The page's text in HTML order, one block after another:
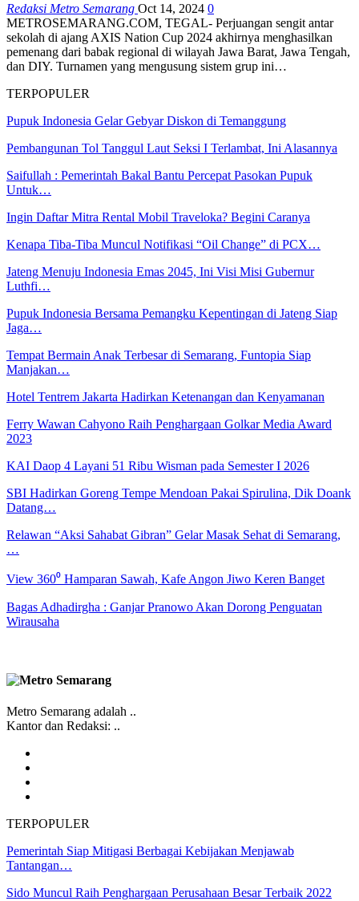
Redaksi Metro Semarang Oct 14, 2024 0
METROSEMARANG.COM, TEGAL- Perjuangan sengit antar
sekolah di ajang AXIS Nation Cup 2024 akhirnya menghasilkan
pemenang dari babak regional di wilayah Jawa Barat, Jawa Tengah,
dan DIY. Turnamen yang mengusung sistem grup ini…
TERPOPULER
Pupuk Indonesia Gelar Gebyar Diskon di Temanggung
Pembangunan Tol Tanggul Laut Seksi I Terlambat, Ini Alasannya
Saifullah : Pemerintah Bakal Bantu Percepat Pasokan Pupuk
Untuk…
Ingin Daftar Mitra Rental Mobil Traveloka? Begini Caranya
Kenapa Tiba-Tiba Muncul Notifikasi “Oil Change” di PCX…
Jateng Menuju Indonesia Emas 2045, Ini Visi Misi Gubernur
Luthfi…
Pupuk Indonesia Bersama Pemangku Kepentingan di Jateng Siap
Jaga…
Tempat Bermain Anak Terbesar di Semarang, Funtopia Siap
Manjakan…
Hotel Tentrem Jakarta Hadirkan Ketenangan dan Kenyamanan
Ferry Wawan Cahyono Raih Penghargaan Golkar Media Award
2023
KAI Daop 4 Layani 51 Ribu Wisman pada Semester I 2026
SBI Hadirkan Goreng Tempe Mendoan Pakai Spirulina, Dik Doank
Datang…
Relawan “Aksi Sahabat Gibran” Gelar Masak Sehat di Semarang,
…
View 360⁰ Hamparan Sawah, Kafe Angon Jiwo Keren Banget
Bagas Adhadirgha : Ganjar Pranowo Akan Dorong Penguatan
Wirausaha
Metro Semarang adalah ..
Kantor dan Redaksi: ..
TERPOPULER
Pemerintah Siap Mitigasi Berbagai Kebijakan Menjawab
Tantangan…
Sido Muncul Raih Penghargaan Perusahaan Besar Terbaik 2022